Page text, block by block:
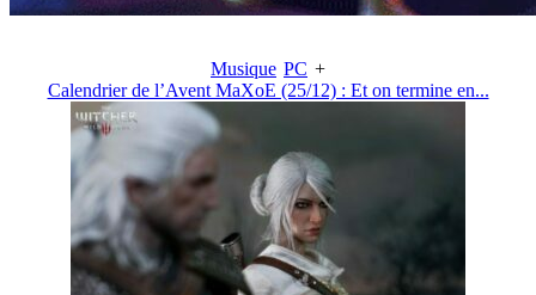
Musique PC +
Calendrier de l’Avent MaXoE (25/12) : Et on termine en...